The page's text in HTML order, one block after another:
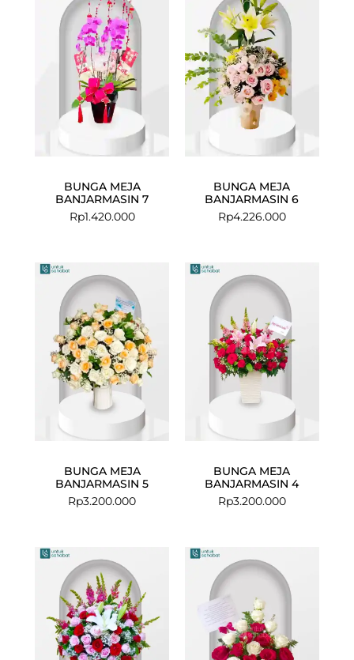
BUNGA MEJA
BANJARMASIN 7
Rp1.420.000
BUNGA MEJA
BANJARMASIN 6
Rp4.226.000
BUNGA MEJA
BANJARMASIN 5
Rp3.200.000
BUNGA MEJA
BANJARMASIN 4
Rp3.200.000